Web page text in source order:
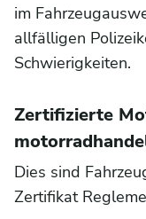
im
allfälligen
Schwierigkeiten.
Zertifizierte
Dies sind
Zertifikat